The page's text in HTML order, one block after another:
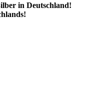
in Deutschland!